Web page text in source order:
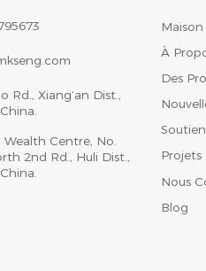
Rd., Xiang‘an Dist.,
Wealth Centre, No.
2nd Rd., Huli Dist.,
Maison
À
Des
Soutien
Projets
Nous
Blog